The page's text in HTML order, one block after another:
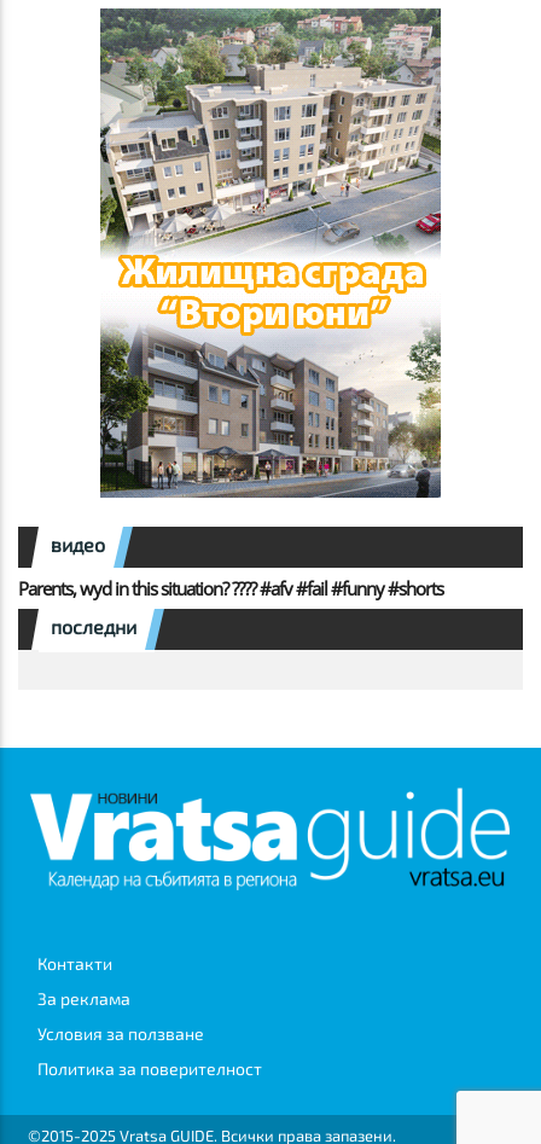
видео
Parents, wyd in this situation? ???? #afv #fail #funny #shorts
последни
Контакти
За реклама
Условия за ползване
Политика за поверителност
©2015-2025 Vratsa GUIDE. Всички права запазени.